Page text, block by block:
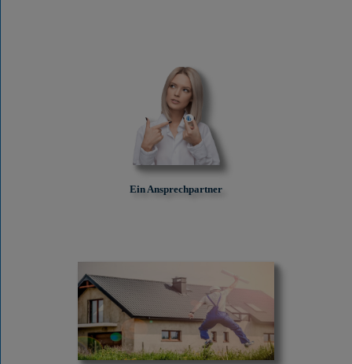
Ein Ansprechpartner